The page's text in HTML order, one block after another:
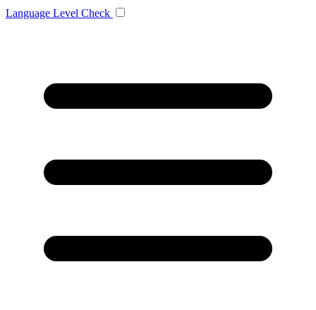
Language Level Check